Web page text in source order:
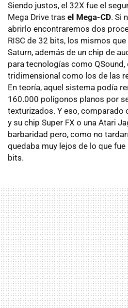
Siendo justos, el 32X fue el
Mega Drive tras el Mega-CD. Si
abrirlo encontraremos dos
RISC de 32 bits, los mismos
Saturn, además de un chip de
para tecnologías como
tridimensional como los de las
En teoría, aquel sistema podía
160.000 polígonos planos por
texturizados. Y eso, comparado
y su chip Super FX o una Atari
barbaridad pero, como no
quedaba muy lejos de lo que
bits.